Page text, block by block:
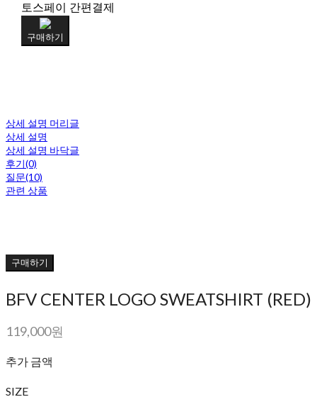
토스페이 간편결제
구매하기
상세 설명 머리글
상세 설명
상세 설명 바닥글
후기(0)
질문(10)
관련 상품
구매하기
BFV CENTER LOGO SWEATSHIRT (RED)
119,000원
추가 금액
SIZE